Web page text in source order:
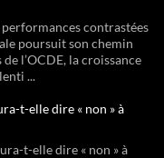
contrastées
poursuit son chemin
l’OCDE, la croissance
...
t-elle dire « non » à
t-elle dire « non » à